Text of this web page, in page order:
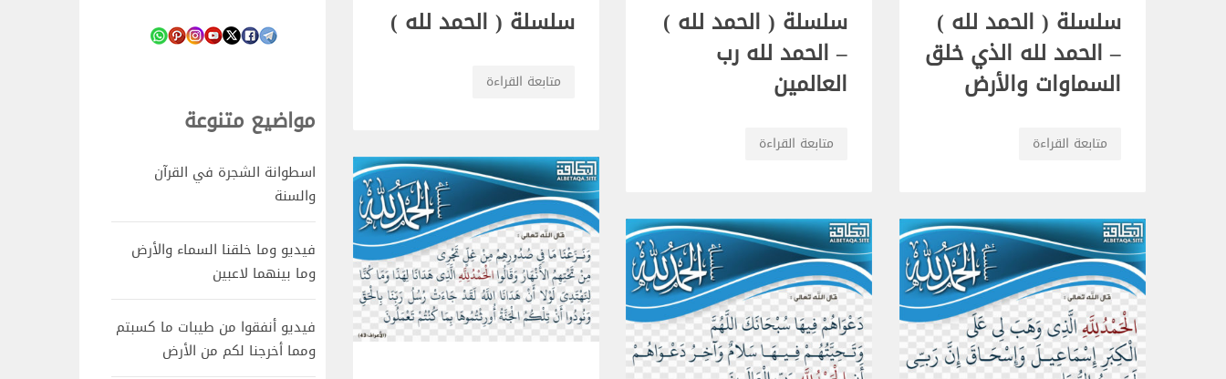
سلسلة ( الحمد لله )
متابعة القراءة
سلسلة ( الحمد لله )
– الحمد لله رب
العالمين
متابعة القراءة
سلسلة ( الحمد لله )
– الحمد لله الذي خلق
السماوات والأرض
متابعة القراءة
مواضيع متنوعة
اسطوانة الشجرة في القرآن
والسنة
فيديو وما خلقنا السماء والأرض
وما بينهما لاعبين
فيديو أنفقوا من طيبات ما كسبتم
ومما أخرجنا لكم من الأرض